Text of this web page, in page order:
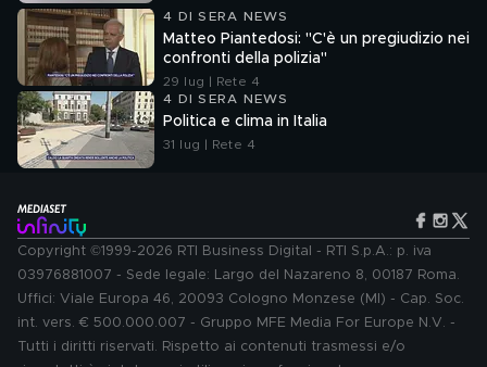
4 DI SERA NEWS
Matteo Piantedosi: "C'è un pregiudizio nei
confronti della polizia"
29 lug | Rete 4
4 DI SERA NEWS
Politica e clima in Italia
31 lug | Rete 4
Copyright ©1999-2026 RTI Business Digital - RTI S.p.A.: p. iva
03976881007 - Sede legale: Largo del Nazareno 8, 00187 Roma.
Uffici: Viale Europa 46, 20093 Cologno Monzese (MI) - Cap. Soc.
int. vers. € 500.000.007 - Gruppo MFE Media For Europe N.V. -
Tutti i diritti riservati. Rispetto ai contenuti trasmessi e/o